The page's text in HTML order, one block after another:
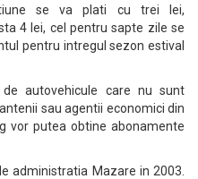
se va plati cu trei lei,
4 lei, cel pentru sapte zile se
pentru intregul sezon estival
autovehicule care nu sunt
sau agentii economici din
vor putea obtine abonamente
administratia Mazare in 2003.